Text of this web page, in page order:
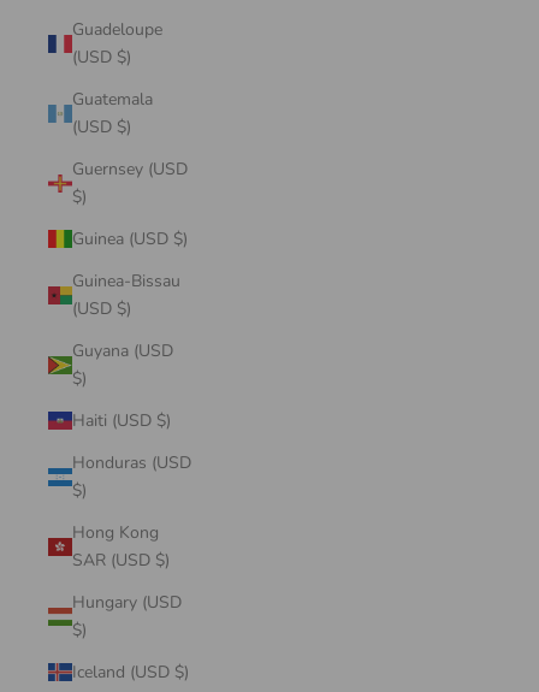
Guadeloupe
(USD $)
Guatemala
(USD $)
Guernsey (USD
$)
Guinea (USD $)
Guinea-Bissau
(USD $)
Guyana (USD
$)
Haiti (USD $)
Honduras (USD
$)
Hong Kong
SAR (USD $)
Hungary (USD
$)
Iceland (USD $)